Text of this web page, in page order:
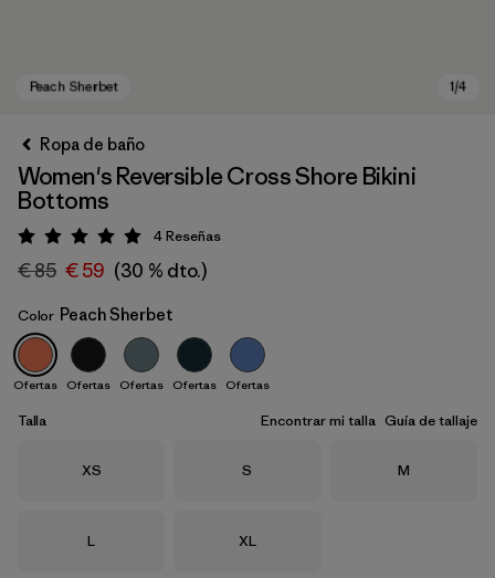
Peach Sherbet
Ropa de baño
Women's Reversible Cross Shore Bikini
Bottoms
Puntuación: 5 / 5
4Reseñas
€ 85 € 59 (30 % dto.)
Color Peach Sherbet
Ofertas Ofertas Ofertas Ofertas Ofertas
Talla Encontrar mi talla Guía de tallaje
Talla
XS Talla
S Talla
M
Talla
L Talla
XL